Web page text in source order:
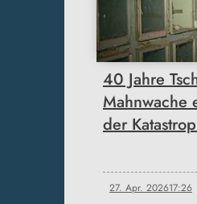
40 Jahre
Mahnwache
der
27. Apr. 202617:26